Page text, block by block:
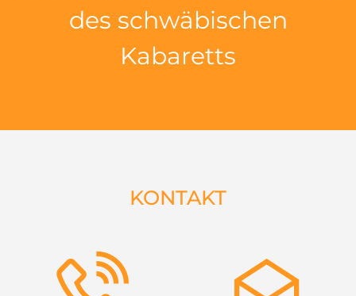
des schwäbischen
Kabaretts
KONTAKT